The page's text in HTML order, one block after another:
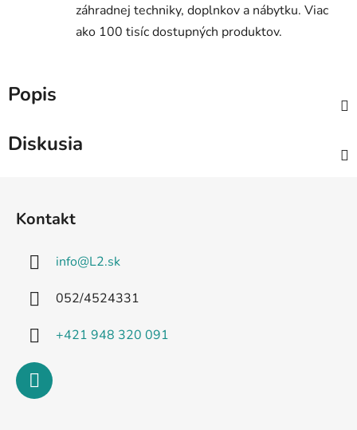
záhradnej techniky, doplnkov a nábytku. Viac
ako 100 tisíc dostupných produktov.
Popis
Diskusia
Kontakt
info@L2.sk
052/4524331
+421 948 320 091